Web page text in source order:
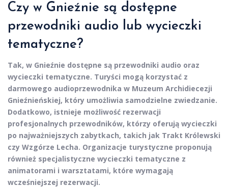
Czy w Gnieźnie są dostępne
przewodniki audio lub wycieczki
tematyczne?
Tak, w Gnieźnie dostępne są przewodniki audio oraz
wycieczki tematyczne. Turyści mogą korzystać z
darmowego audioprzewodnika w Muzeum Archidiecezji
Gnieźnieńskiej, który umożliwia samodzielne zwiedzanie.
Dodatkowo, istnieje możliwość rezerwacji
profesjonalnych przewodników, którzy oferują wycieczki
po najważniejszych zabytkach, takich jak Trakt Królewski
czy Wzgórze Lecha. Organizacje turystyczne proponują
również specjalistyczne wycieczki tematyczne z
animatorami i warsztatami, które wymagają
wcześniejszej rezerwacji.